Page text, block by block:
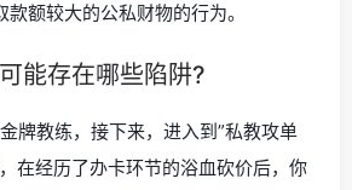
额较大的公私财物的行为。
能存在哪些陷阱?
牌教练，接下来，进入到”私教攻单
在经历了办卡环节的浴血砍价后，你